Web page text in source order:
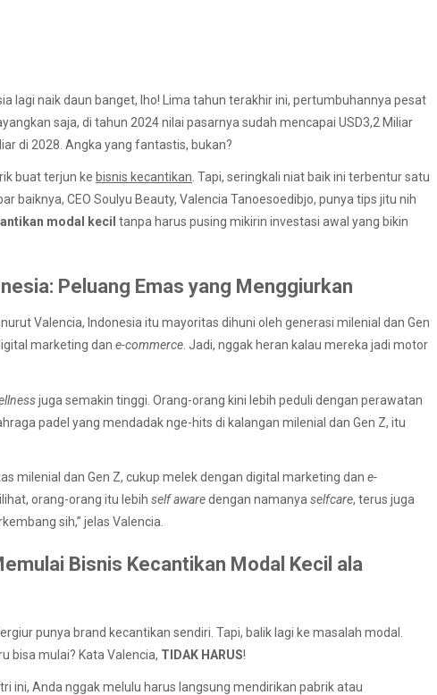
lagi naik daun banget, lho! Lima tahun terakhir ini, pertumbuhannya pesat
saja, di tahun 2024 nilai pasarnya sudah mencapai USD3,2 Miliar
di 2028. Angka yang fantastis, bukan?
buat terjun ke bisnis kecantikan . Tapi, seringkali niat baik ini terbentur satu
baiknya, CEO Soulyu Beauty, Valencia Tanoesoedibjo, punya tips jitu nih
modal kecil tanpa harus pusing mikirin investasi awal yang bikin
Peluang Emas yang Menggiurkan
Valencia, Indonesia itu mayoritas dihuni oleh generasi milenial dan Gen
marketing dan e-commerce. Jadi, nggak heran kalau mereka jadi motor
juga semakin tinggi. Orang-orang kini lebih peduli dengan perawatan
padel yang mendadak nge-hits di kalangan milenial dan Gen Z, itu
milenial dan Gen Z, cukup melek dengan digital marketing dan e-
orang-orang itu lebih self awaredengan namanya selfcare, terus juga
sih,” jelas Valencia.
Bisnis Kecantikan Modal Kecil ala
punya brand kecantikan sendiri. Tapi, balik lagi ke masalah modal.
bisa mulai? Kata Valencia, TIDAK HARUS!
ini, Anda nggak melulu harus langsung mendirikan pabrik atau